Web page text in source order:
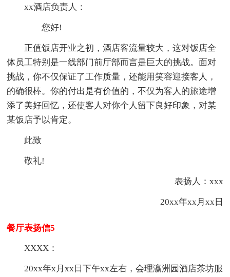
xx酒店负责人：
您好!
正值饭店开业之初，酒店客流量较大，这对饭店全
体员工特别是一线部门前厅部而言是巨大的挑战。面对
挑战，你不仅保证了工作质量，还能用笑容迎接客人，
的确很棒。你的付出是有价值的，不仅为客人的旅途增
添了美好回忆，还使客人对你个人留下良好印象，对某
某饭店予以肯定。
此致
敬礼!
表扬人：xxx
20xx年xx月xx日
餐厅表扬信5
XXXX：
20xx年x月xx日下午xx左右，会理瀛洲园酒店茶坊服